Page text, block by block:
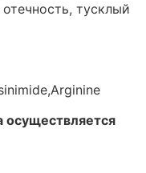
тусклый
осуществляется